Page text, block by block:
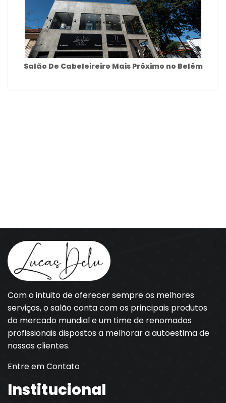
Salão De Cabeleireiro Mais Próximo no Belém
Com o intuito de oferecer sempre os melhores
serviços, o salão conta com os principais produtos
do mercado mundial e um time de renomados
profissionais dispostos a melhorar a autoestima de
nossos clientes.
Entre em Contato
Institucional